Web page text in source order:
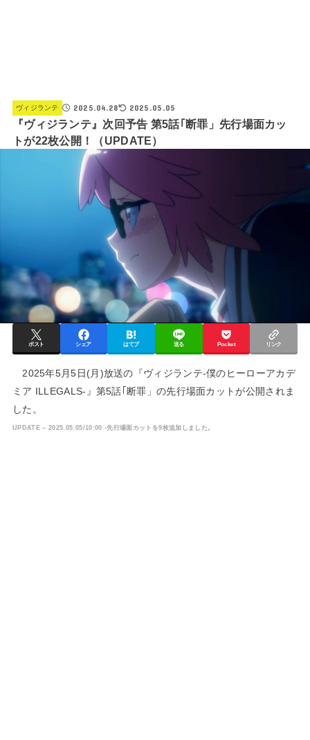
ヴィジランテ 2025.04.28 2025.05.05
『ヴィジランテ』次回予告 第5話｢断罪」先行場面カッ
トが22枚公開！（UPDATE）
ポスト シェア はてブ 送る Pocket リンク
2025年5月5日(月)放送の『ヴィジランテ-僕のヒーローアカデ
ミア ILLEGALS-』第5話｢断罪」の先行場面カットが公開されま
した。
UPDATE – 2025.05.05/10:00 -先行場面カットを9枚追加しました。